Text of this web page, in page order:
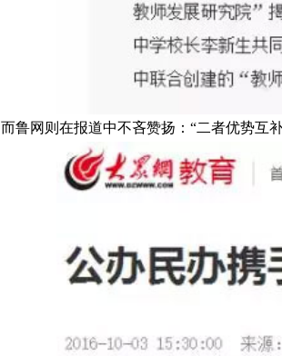
而鲁网则在报道中不吝赞扬：“二者优势互